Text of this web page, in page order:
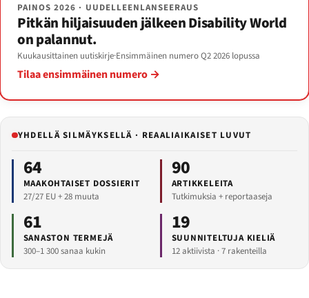
PAINOS 2026 · UUDELLEENLANSEERAUS
Pitkän hiljaisuuden jälkeen Disability World
on palannut.
Kuukausittainen uutiskirje·Ensimmäinen numero Q2 2026 lopussa
Tilaa ensimmäinen numero →
YHDELLÄ SILMÄYKSELLÄ · REAALIAIKAISET LUVUT
64
MAAKOHTAISET DOSSIERIT
27/27 EU + 28 muuta
90
ARTIKKELEITA
Tutkimuksia + reportaaseja
61
SANASTON TERMEJÄ
300–1 300 sanaa kukin
19
SUUNNITELTUJA KIELIÄ
12 aktiivista · 7 rakenteilla